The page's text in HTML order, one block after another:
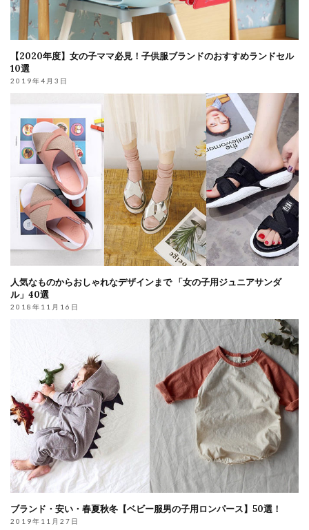
【2020年度】女の子ママ必見！子供服ブランドのおすすめランドセル
10選
2019年4月3日
人気なものからおしゃれなデザインまで 「女の子用ジュニアサンダ
ル」40選
2018年11月16日
ブランド・安い・春夏秋冬【ベビー服男の子用ロンパース】50選！
2019年11月27日